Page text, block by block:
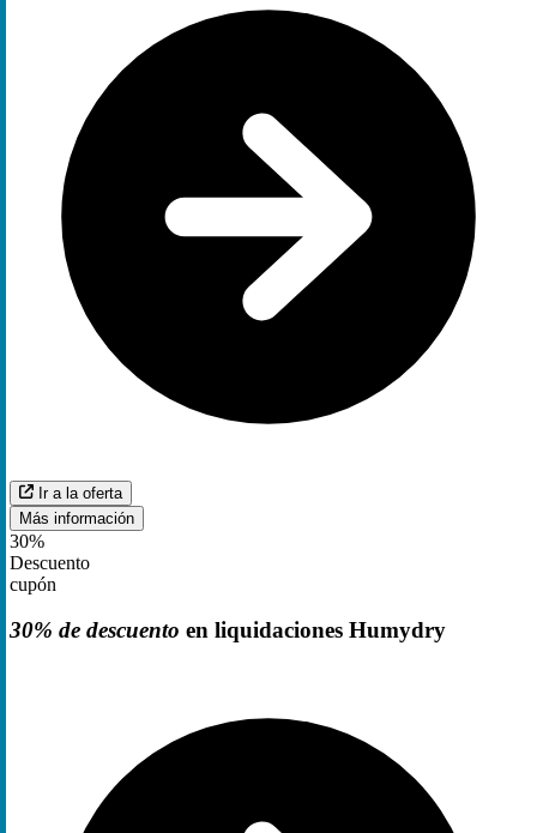
Ir a la oferta
Más información
30%
Descuento
cupón
30% de descuento en liquidaciones Humydry